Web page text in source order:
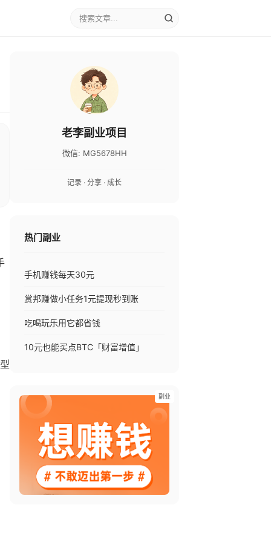
老李副业项目
微信: MG5678HH
记录 · 分享 · 成长
热门副业
手机赚钱每天30元
赏邦赚做小任务1元提现秒到账
吃喝玩乐用它都省钱
10元也能买点BTC「财富增值」
副业